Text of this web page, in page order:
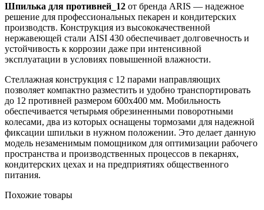
Шпилька для противней_12 от бренда ARIS — надежное
решение для профессиональных пекарен и кондитерских
производств. Конструкция из высококачественной
нержавеющей стали AISI 430 обеспечивает долговечность и
устойчивость к коррозии даже при интенсивной
эксплуатации в условиях повышенной влажности.
Стеллажная конструкция с 12 парами направляющих
позволяет компактно разместить и удобно транспортировать
до 12 противней размером 600х400 мм. Мобильность
обеспечивается четырьмя обрезиненными поворотными
колесами, два из которых оснащены тормозами для надежной
фиксации шпильки в нужном положении. Это делает данную
модель незаменимым помощником для оптимизации рабочего
пространства и производственных процессов в пекарнях,
кондитерских цехах и на предприятиях общественного
питания.
Похожие товары